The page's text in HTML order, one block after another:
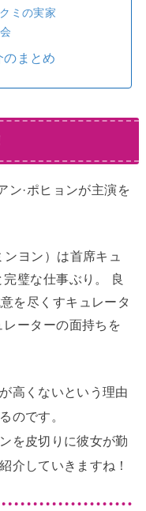
ミの実家
まとめ
ン·ポヒョンが主演を
ヨン）は首席キュ
璧な仕事ぶり。 良
を尽くすキュレータ
ーターの面持ちを
高くないという理由
のです。
を皮切りに彼女が勤
介していきますね！